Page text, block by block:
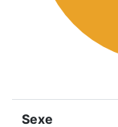
Sexe